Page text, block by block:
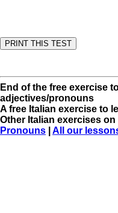
End of the free exercise
adjectives/pronouns
A free Italian exercise to
Other Italian exercises
Pronouns
All our